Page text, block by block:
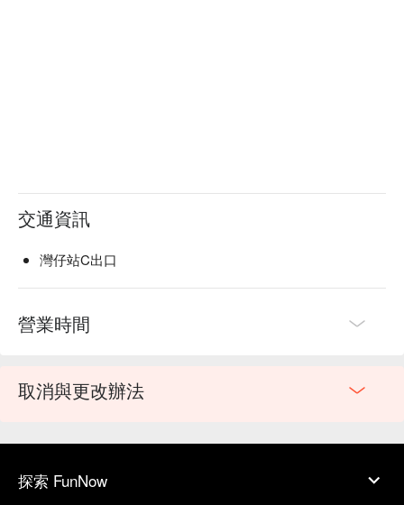
*There are many types of food at the buffet, so we cannot list
them all.
*Buffet food is served on a rotating basis and is subject to
交通資訊
灣仔站C出口
營業時間
取消與更改辦法
探索 FunNow